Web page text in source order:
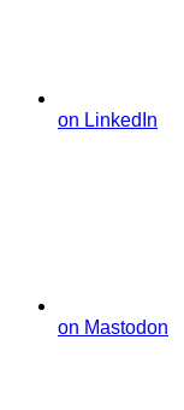
on LinkedIn
on Mastodon